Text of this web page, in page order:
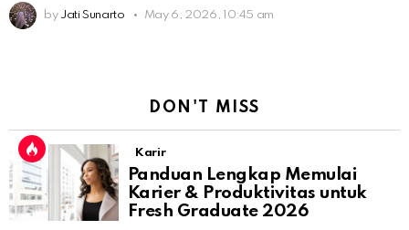
by Jati Sunarto May 6, 2026, 10:45 am
DON'T MISS
Karir
Panduan Lengkap Memulai
Karier & Produktivitas untuk
Fresh Graduate 2026